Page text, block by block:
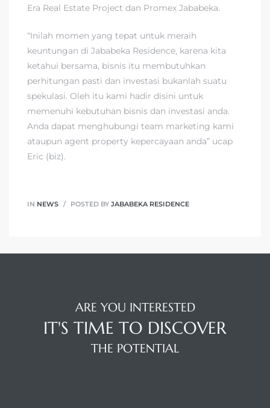
Era Real Estate Project dan Promex Jababeka.
“Inilah momen yang tepat untuk meraih
keuntungan di Jababeka Residence, karena kita
ketahui bersama, bisnis itu membutuhkan
perhitungan pasti dan investasi bukanlah suatu
spekulasi. Oleh itu kami hadir disini untuk
memenuhi kebutuhan bisnis dan investasi anda.
Anda dapat menghubungi team marketing kami
ataupun agent property kepercayaan anda” ucap
Eric (biz).
IN NEWS POSTED BY JABABEKA RESIDENCE
ARE YOU INTERESTED
IT'S TIME TO DISCOVER
THE POTENTIAL